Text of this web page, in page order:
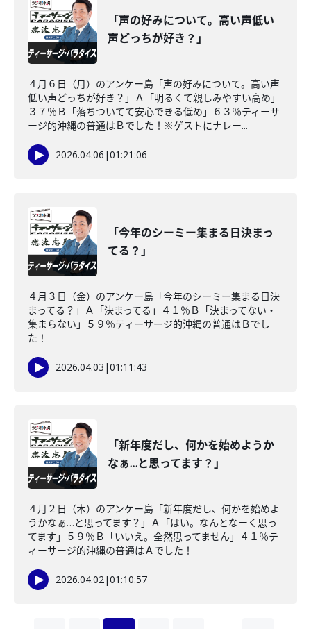
「声の好みについて。高い声低い
声どっちが好き？」
４月６日（月）のアンケー島「声の好みについて。高い声
低い声どっちが好き？」Ａ「明るくて親しみやすい高め」
３７％Ｂ「落ちついてて安心できる低め」６３％ティーサ
ージ的沖縄の普通はＢでした！※ゲストにナレー...
2026.04.06 |01:21:06
「今年のシーミー集まる日決まっ
てる？」
４月３日（金）のアンケー島「今年のシーミー集まる日決
まってる？」Ａ「決まってる」４１％Ｂ「決まってない・
集まらない」５９％ティーサージ的沖縄の普通はＢでし
た！
2026.04.03 |01:11:43
「新年度だし、何かを始めようか
なぁ…と思ってます？」
４月２日（木）のアンケー島「新年度だし、何かを始めよ
うかなぁ…と思ってます？」Ａ「はい。なんとなーく思っ
てます」５９％Ｂ「いいえ。全然思ってません」４１％テ
ィーサージ的沖縄の普通はＡでした！
2026.04.02|01:10:57